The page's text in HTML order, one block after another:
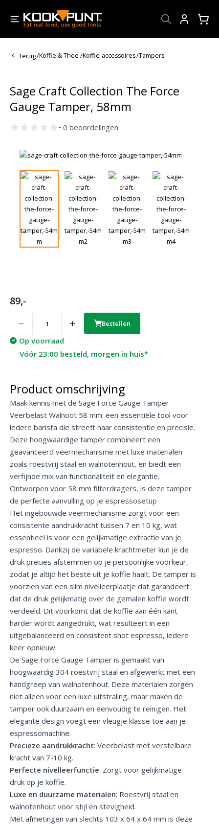
Terug/Koffie & Thee /Koffie-accessoires/Tampers
Sage Craft Collection The Force
Gauge Tamper, 58mm
• 0 beoordelingen
89,-
Bestellen
Op voorraad
Vóór 23:00 besteld, morgen in huis*
Product omschrijving
Maak kennis met de Sage Force Gauge Tamper
Veerbelast Walnoot 58 mm: een essentiële tool voor
iedere barista die streeft naar consistentie en precisie.
Deze hoogwaardige tamper combineert een
geavanceerd veermechanisme met luxe materialen
zoals roestvrij staal en walnotenhout, en biedt een
verfijnde mix van functionaliteit en elegantie.
Ontworpen voor 58 mm filterdragers, is deze tamper
de perfecte aanvulling op je espressosetup
Het ingebouwde veermechanisme zorgt voor een
consistente aandrukkracht tussen 7 en 10 kg, wat
essentieel is voor een gelijkmatige extractie van je
espresso. Dankzij de variabele krachtmeter kun je de
druk precies afstemmen op je persoonlijke voorkeur,
zodat je altijd het beste uit je koffie haalt. De tamper is
voorzien van een slim nivelleerplaatje dat garandeert
dat de druk gelijkmatig over de gemalen koffie wordt
verdeeld. Dit voorkomt dat de koffie aan één kant
harder wordt aangedrukt, wat resulteert in een
uitgebalanceerd en consistent shot espresso, iedere
keer opnieuw.
De Sage Force Gauge Tamper is gemaakt van
hoogwaardig 304 roestvrij staal en afgewerkt met een
handgreep van walnotenhout. Deze materialen zorgen
niet alleen voor een luxe uitstraling, maar maken de
tamper ook duurzaam en eenvoudig te reinigen. Het
elegante design voegt een vleugje klasse toe aan je
espressomachine.
Precieze aandrukkracht: Veerbelast met verstelbare
kracht van 7-10 kg.
Perfecte nivelleerfunctie: Zorgt voor gelijkmatige
druk op je koffie.
Luxe en duurzame materialen: Roestvrij staal en
walnotenhout voor stijl en stevigheid.
Met afmetingen van slechts 103 x 64 x 64 mm is deze